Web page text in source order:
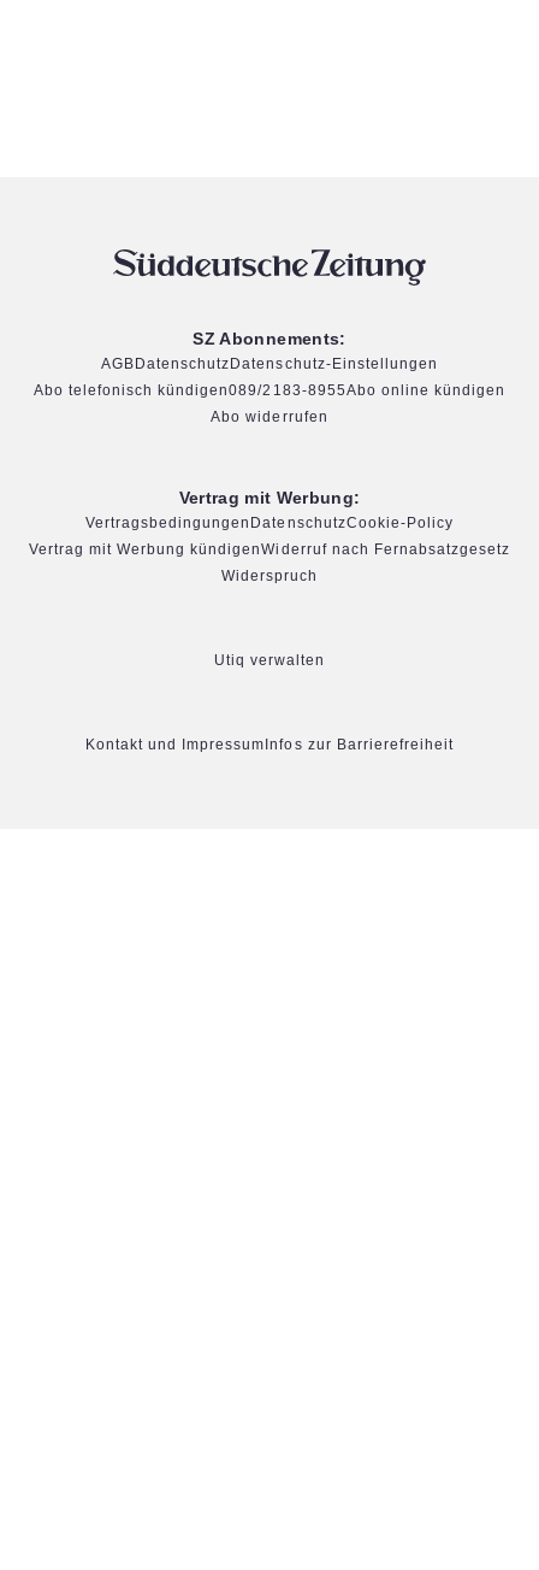
SZ Abonnements:
AGB Datenschutz Datenschutz-Einstellungen
Abo telefonisch kündigen089/2183-8955Abo online kündigen
Abo widerrufen
Vertrag mit Werbung:
Vertragsbedingungen DatenschutzCookie-Policy
Vertrag mit Werbung kündigenWiderruf nach Fernabsatzgesetz
Widerspruch
Utiq verwalten
Kontakt und Impressum Infos zur Barrierefreiheit